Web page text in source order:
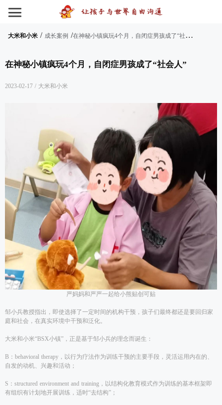
大米和小米 / 成长案例 / 在
神秘小镇疯玩4个月，自闭症男孩成了“社会人”
在神秘小镇疯玩4个月，自闭症男孩成了“社会人”
2023-02-17 / 大米和小米
严妈妈和严严一起给小熊贴创可贴
邹小兵教授指出，即使选择了一定时间的机构干预，孩子们最终都还是要回归家
庭和社会，在真实环境中干预和泛化。
大米和小米“BSX小镇”，正是基于邹小兵的理念而诞生：
B：behavioral therapy，以行为疗法作为训练干预的主要手段，灵活运用内在的、
自发的动机、兴趣和活动；
S：structured environment and training，以结构化教育模式作为训练的基本框架即
有组织有计划地开展训练，适时“去结构”；